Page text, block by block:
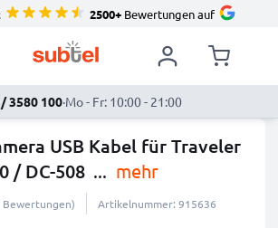
2500+Bewertungen auf
3580 100·Mo - Fr: 10:00 - 21:00
USB Kabel für Traveler
/ DC-508 ... mehr
Bewertungen) Artikelnummer: 915636